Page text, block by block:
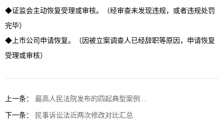
◆证监会主动恢复受理或审核。（经审查未发现违规，或者违规处罚
完毕）
◆上市公司申请恢复。（因被立案调查人已经辞职等原因，申请恢复
受理或审核）
上一条： 最高人民法院发布的四起典型案例...
下一条： 民事诉讼法近两次修改对比汇总